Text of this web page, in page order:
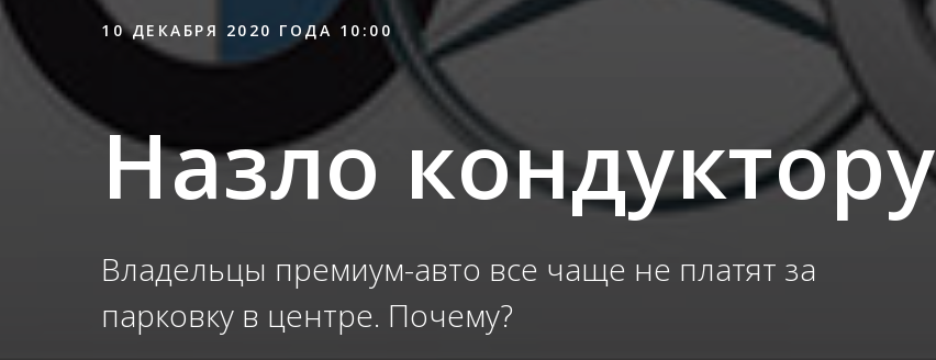
10 ДЕКАБРЯ 2020 ГОДА 10:00
Назло кондуктору
Владельцы премиум-авто все чаще не платят за
парковку в центре. Почему?